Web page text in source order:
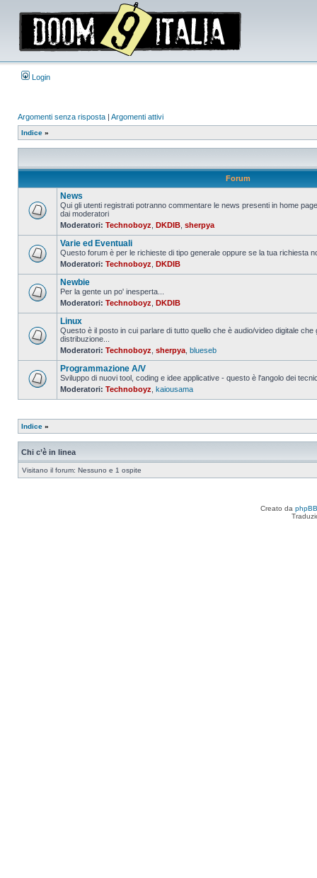
Login
Argomenti senza risposta | Argomenti attivi
Indice »
Forum
Nessun
da
leggere
News
Qui gli utenti registrati potranno commentare le news presenti in home
dai moderatori
Moderatori: Technoboyz DKDIB sherpya
Nessun
messaggio
da
leggere
Varie ed Eventuali
Questo forum è per le richieste di tipo generale oppure se la tua richiesta
Moderatori: Technoboyz DKDIB
Nessun
messaggio
leggere
Newbie
Per la gente un po' inesperta...
Moderatori: Technoboyz DKDIB
Nessun
da
leggere
Linux
Questo è il posto in cui parlare di tutto quello che è audio/video digitale
distribuzione...
Moderatori: Technoboyz sherpya blueseb
Nessun
messaggio
Programmazione A/V
Sviluppo di nuovi tool, coding e idee applicative - questo è l'angolo dei
Moderatori: Technoboyz kaiousama
Indice »
Chi c’è in linea
Visitano il forum: Nessuno e 1 ospite
Creato da phpBB